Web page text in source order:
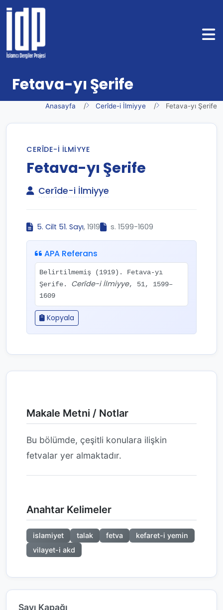
Fetava-yı Şerife
Anasayfa Cerîde-i İlmiyye Fetava-yı Şerife
CERÎDE-I İLMIYYE
Fetava-yı Şerife
Cerîde-i İlmiyye
5. Cilt 51. Sayı, 1919 s. 1599-1609
APA Referans
Belirtilmemiş (1919). Fetava-yı
Şerife. Cerîde-i İlmiyye, 51, 1599–
1609
Kopyala
Makale Metni / Notlar
Bu bölümde, çeşitli konulara ilişkin
fetvalar yer almaktadır.
Anahtar Kelimeler
islamiyet talak fetva
kefaret-i yemin
vilayet-i akd
Sayı Kapağı